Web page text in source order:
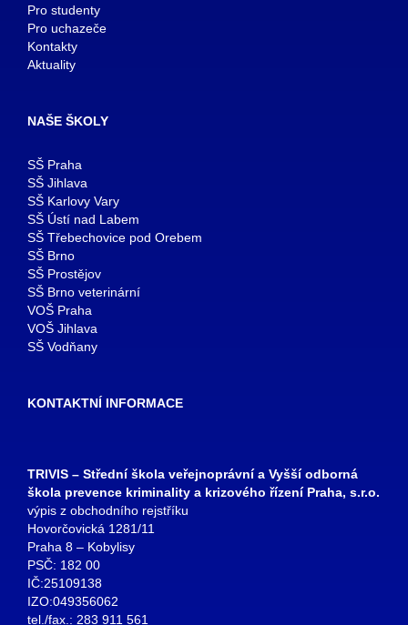
Pro studenty
Pro uchazeče
Kontakty
Aktuality
NAŠE ŠKOLY
SŠ Praha
SŠ Jihlava
SŠ Karlovy Vary
SŠ Ústí nad Labem
SŠ Třebechovice pod Orebem
SŠ Brno
SŠ Prostějov
SŠ Brno veterinární
VOŠ Praha
VOŠ Jihlava
SŠ Vodňany
KONTAKTNÍ INFORMACE
TRIVIS – Střední škola veřejnoprávní a Vyšší odborná
škola prevence kriminality a krizového řízení Praha, s.r.o.
výpis z obchodního rejstříku
Hovorčovická 1281/11
Praha 8 – Kobylisy
PSČ: 182 00
IČ:25109138
IZO:049356062
tel./fax.: 283 911 561